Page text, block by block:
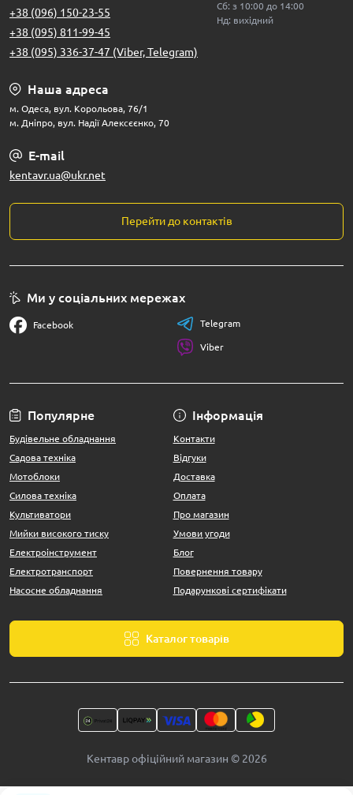
+38 (096) 150-23-55
+38 (095) 811-99-45
+38 (095) 336-37-47 (Viber, Telegram)
Сб: з 10:00 до 14:00
Нд: вихідний
Наша адреса
м. Одеса, вул. Корольова, 76/1
м. Дніпро, вул. Надії Алексєєнко, 70
E-mail
kentavr.ua@ukr.net
Перейти до контактів
Популярне
Будівельне обладнання
Садова техніка
Мотоблоки
Силова техніка
Культиватори
Мийки високого тиску
Електроінструмент
Електротранспорт
Насосне обладнання
Інформація
Контакти
Відгуки
Доставка
Оплата
Про магазин
Умови угоди
Блог
Повернення товару
Подарункові сертифікати
Каталог товарів
Ми у соціальних мережах
Facebook Telegram
Viber
Кентавр офіційний магазин © 2026